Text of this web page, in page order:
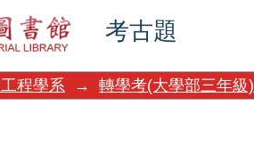
考古題
程學系 → 轉學考(大學部三年級)